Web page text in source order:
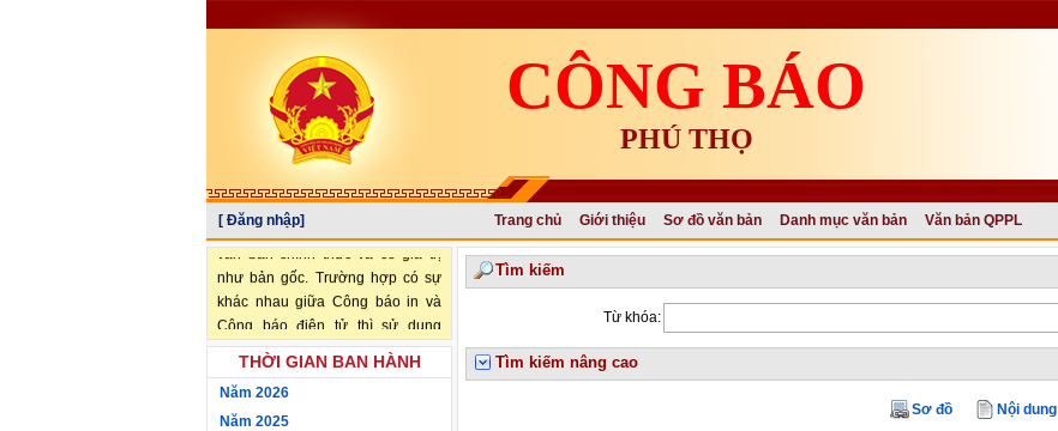
CÔNG BÁO
PHÚ THỌ
[ Đăng nhập] Trang chủ Giới thiệu Sơ đồ văn bản Danh mục văn bản Văn bản QPPL
"Văn bản đăng trên Công báo là
văn bản chính thức và có giá trị
như bản gốc. Trường hợp có sự
khác nhau giữa Công báo in và
Công báo điện tử thì sử dụng
Công báo in làm căn cứ chính
thức." (trích Nghị định số
34/2016/NĐ-CP ngày 14/05/2016
của Chính phủ)
THỜI GIAN BAN HÀNH
Năm 2026
Năm 2025
Tìm kiếm
Từ khóa:
Tìm kiếm nâng cao
Sơ đồ Nội dung